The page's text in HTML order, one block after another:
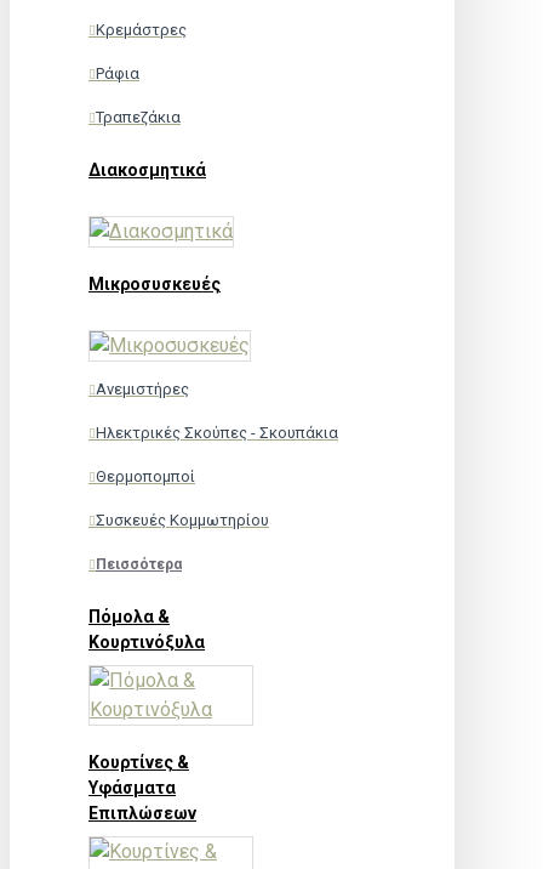
Κρεμάστρες
Ράφια
Τραπεζάκια
Διακοσμητικά
Μικροσυσκευές
Ανεμιστήρες
Ηλεκτρικές Σκούπες - Σκουπάκια
Θερμοπομποί
Συσκευές Κομμωτηρίου
Πεισσότερα
Πόμολα &
Κουρτινόξυλα
Κουρτίνες &
Υφάσματα
Επιπλώσεων